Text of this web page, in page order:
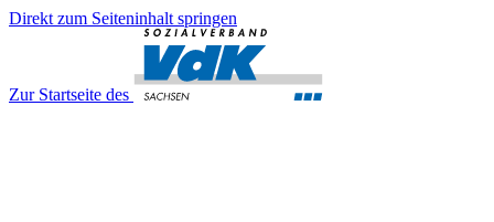
Direkt zum Seiteninhalt springen
Zur Startseite des